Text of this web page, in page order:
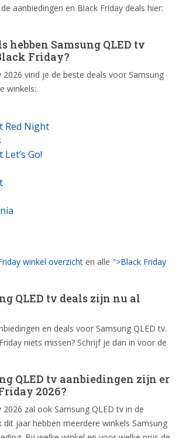
aanbiedingen en Black Friday deals hier:
hebben Samsung QLED tv
Friday?
2026 vind je de beste deals voor Samsung
winkels:
Red Night
Go!
winkel overzicht en alle ">Black Friday
QLED tv deals zijn nu al
en deals voor Samsung QLED tv.
niets missen? Schrijf je dan in voor de
QLED tv aanbiedingen zijn er
2026?
2026 zal ook Samsung QLED tv in de
dit jaar hebben meerdere winkels Samsung